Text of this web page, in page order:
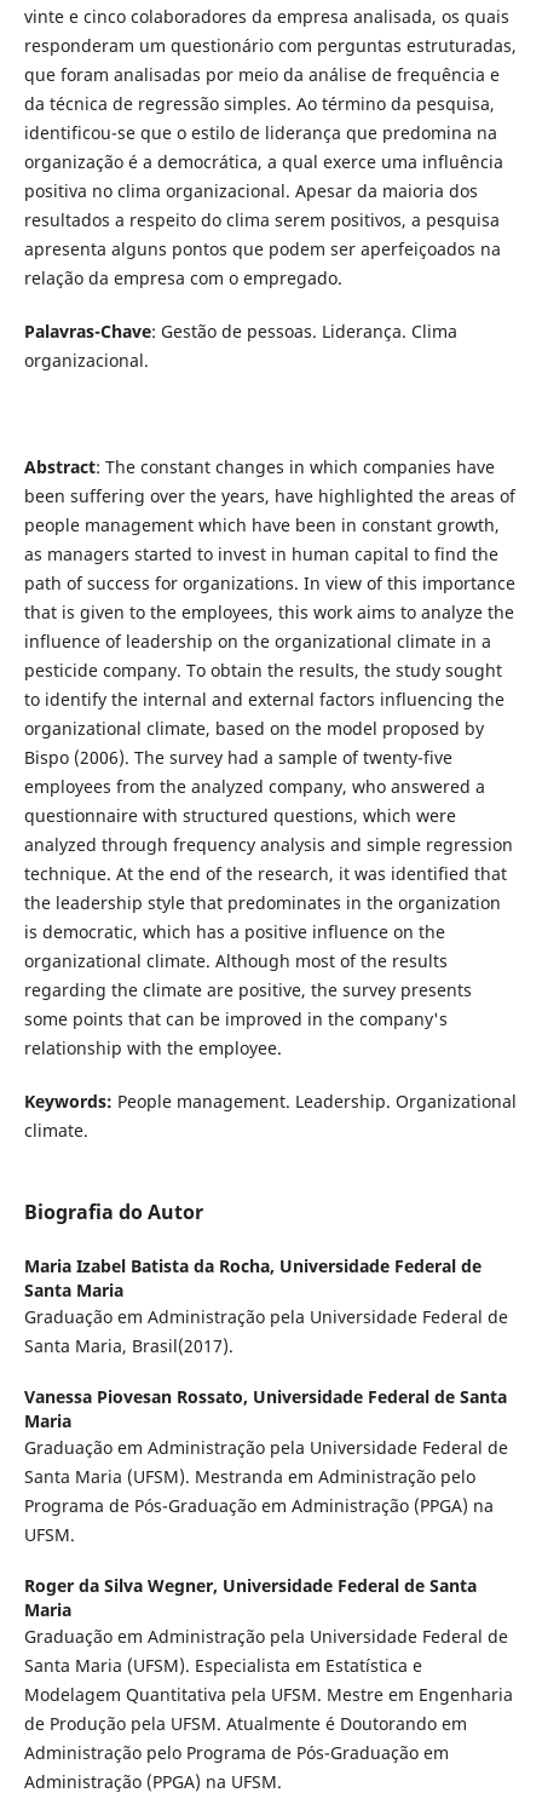
vinte e cinco colaboradores da empresa analisada, os quais
responderam um questionário com perguntas estruturadas,
que foram analisadas por meio da análise de frequência e
da técnica de regressão simples. Ao término da pesquisa,
identificou-se que o estilo de liderança que predomina na
organização é a democrática, a qual exerce uma influência
positiva no clima organizacional. Apesar da maioria dos
resultados a respeito do clima serem positivos, a pesquisa
apresenta alguns pontos que podem ser aperfeiçoados na
relação da empresa com o empregado.
Palavras-Chave: Gestão de pessoas. Liderança. Clima
organizacional.
Abstract: The constant changes in which companies have
been suffering over the years, have highlighted the areas of
people management which have been in constant growth,
as managers started to invest in human capital to find the
path of success for organizations. In view of this importance
that is given to the employees, this work aims to analyze the
influence of leadership on the organizational climate in a
pesticide company. To obtain the results, the study sought
to identify the internal and external factors influencing the
organizational climate, based on the model proposed by
Bispo (2006). The survey had a sample of twenty-five
employees from the analyzed company, who answered a
questionnaire with structured questions, which were
analyzed through frequency analysis and simple regression
technique. At the end of the research, it was identified that
the leadership style that predominates in the organization
is democratic, which has a positive influence on the
organizational climate. Although most of the results
regarding the climate are positive, the survey presents
some points that can be improved in the company's
relationship with the employee.
Keywords: People management. Leadership. Organizational
climate.
Biografia do Autor
Maria Izabel Batista da Rocha, Universidade Federal de
Santa Maria
Graduação em Administração pela Universidade Federal de
Santa Maria, Brasil(2017).
Vanessa Piovesan Rossato, Universidade Federal de Santa
Maria
Graduação em Administração pela Universidade Federal de
Santa Maria (UFSM). Mestranda em Administração pelo
Programa de Pós-Graduação em Administração (PPGA) na
UFSM.
Roger da Silva Wegner, Universidade Federal de Santa
Maria
Graduação em Administração pela Universidade Federal de
Santa Maria (UFSM). Especialista em Estatística e
Modelagem Quantitativa pela UFSM. Mestre em Engenharia
de Produção pela UFSM. Atualmente é Doutorando em
Administração pelo Programa de Pós-Graduação em
Administração (PPGA) na UFSM.